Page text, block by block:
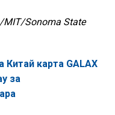
Sonoma State
Китай карта GALAX
за